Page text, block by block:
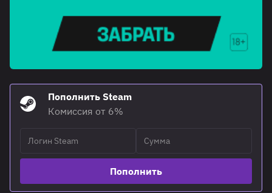
Пополнить Steam
Комиссия от 6%
Пополнить